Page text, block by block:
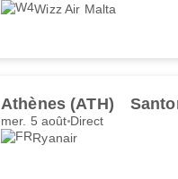
Wizz Air Malta
Athènes (ATH)
mer. 5 août Direct
Ryanair